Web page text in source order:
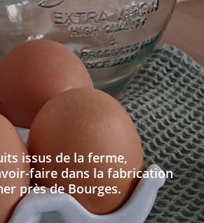
issus de la ferme,
faire dans la fabrication
près de Bourges.